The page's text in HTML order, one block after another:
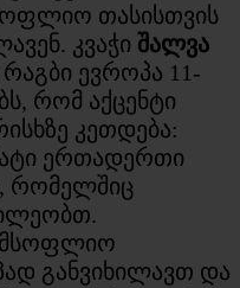
თასისთვის
კვაჭი შალვა
ევროპა 11-
რომ აქცენტი
კეთდება:
ერთადერთი
რომელშიც
მსოფლიო
განვიხილავთ და